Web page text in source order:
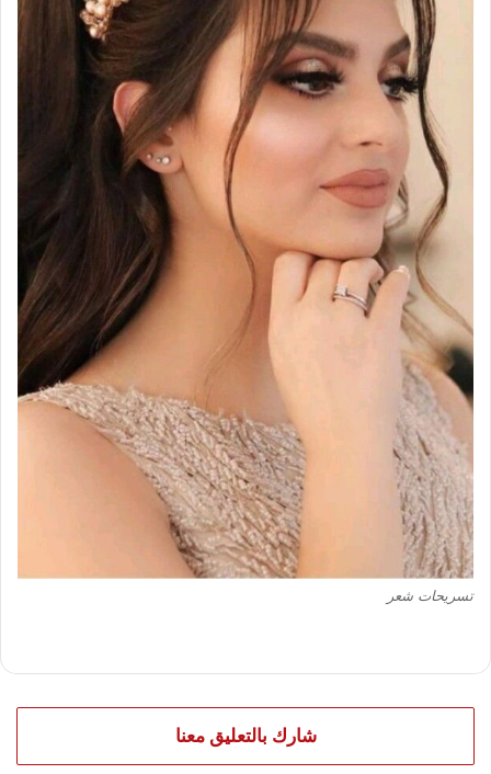
تسريحات شعر
شارك بالتعليق معنا